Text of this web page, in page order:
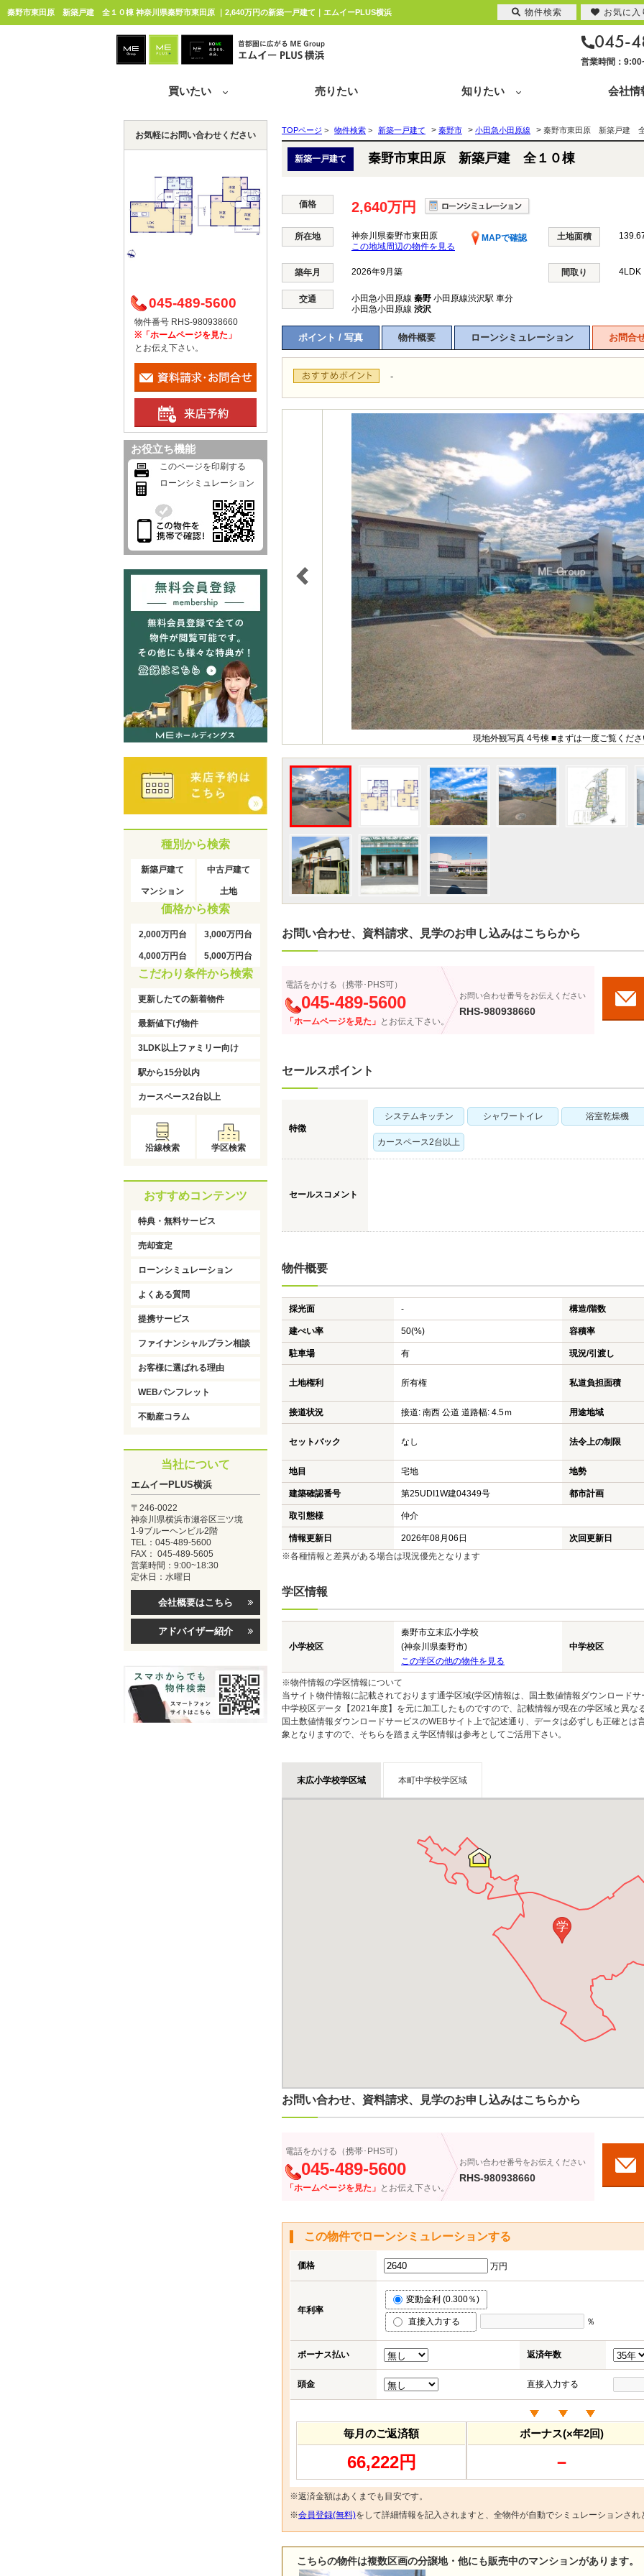
秦野市東田原 新築戸建 全１０棟 神奈川県秦野市東田原 ｜2,640万円の新築一戸建て｜エムイーPLUS横浜
045-
営業時間：
買いたい 売りたい 知りたい 会社情
TOPページ > 物件検索 > 新築一戸建て > 秦野市 > 小田急小田原線 > 秦野市東田原 新築戸建
新築一戸建て 秦野市東田原 新築戸建 全１０棟
価格 2,640万円
所在地 神奈川県秦野市東田原
MAPで確認
この地域周辺の物件を見る
土地面積
築年月 2026年9月築 間取り
交通 小田急小田原線 秦野 小田原線渋沢駅 車分
小田急小田原線 渋沢
ポイント / 写真 物件概要 ローンシミュレーション お問合
-
現地外観写真 4号棟 ■まずは一度ご覧くだ
お問い合わせ、資料請求、見学のお申し込みはこちらから
電話をかける（携帯･PHS可）
045-489-5600
「ホームページを見た」 とお伝え下さい。
お問い合わせ番号をお伝えください
RHS-980938660
セールスポイント
特徴
システムキッチン シャワートイレ 浴室乾燥機
カースペース2台以上
セールスコメント
物件概要
採光面 - 構造/階数
建ぺい率 50(%) 容積率
駐車場 有 現況/引渡し
土地権利 所有権 私道負担面積
接道状況 接道: 南西 公道 道路幅: 4.5ｍ 用途地域
セットバック なし 法令上の制限
地目 宅地 地勢
建築確認番号 第25UDI1W建04349号 都市計画
取引態様 仲介
情報更新日 2026年08月06日
次回更新日
※各種情報と差異がある場合は現況優先となります
学区情報
小学校区
秦野市立末広小学校
(神奈川県秦野市)
この学区の他の物件を見る
中学校区
※物件情報の学区情報について
当サイト物件情報に記載されております通学区域(学区)情報は、国土数値情報ダウンロード
中学校区データ【2021年度】を元に加工したものですので、記載情報が現在の学区域と異な
国土数値情報ダウンロードサービスのWEBサイト上で記述通り、データは必ずしも正確と
象となりますので、そちらを踏まえ学区情報は参考としてご活用下さい。
末広小学校学区域 本町中学校学区域
学
お問い合わせ、資料請求、見学のお申し込みはこちらから
電話をかける（携帯･PHS可）
045-489-5600
「ホームページを見た」 とお伝え下さい。
お問い合わせ番号をお伝えください
RHS-980938660
この物件でローンシミュレーションする
価格 万円
年利率
変動金利 (0.300％)
直接入力する ％
ボーナス払い 返済年数
頭金 直接入力する
毎月のご返済額
66,222円
ボーナス(×年2回)
－
※返済金額はあくまでも目安です。
※会員登録(無料)をして詳細情報を記入されますと、全物件が自動でシミュレーションさ
こちらの物件は複数区画の分譲地・他にも販売中のマンションがあります。
お気軽にお問い合わせください
045-489-5600
物件番号 RHS-980938660
※「ホームページを見た」
とお伝え下さい。
お役立ち機能
このページを印刷する
ローンシミュレーション
種別から検索
新築戸建て 中古戸建て
マンション 土地
価格から検索
2,000万円台 3,000万円台
4,000万円台 5,000万円台
こだわり条件から検索
更新したての新着物件
最新値下げ物件
3LDK以上ファミリー向け
駅から15分以内
カースペース2台以上
沿線検索 学区検索
おすすめコンテンツ
特典・無料サービス
売却査定
ローンシミュレーション
よくある質問
提携サービス
ファイナンシャルプラン相談
お客様に選ばれる理由
WEBパンフレット
不動産コラム
当社について
エムイーPLUS横浜
〒246-0022
神奈川県横浜市瀬谷区三ツ境
1-9ブルーヘンビル2階
TEL：045-489-5600
FAX： 045-489-5605
営業時間：9:00~18:30
定休日：水曜日
会社概要はこちら
アドバイザー紹介
物件検索 お気に入